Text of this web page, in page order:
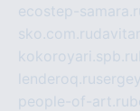
ecostep-
sko.com.ru
kokoroyari.spb.ru
lenderoq.ru
people-of-art.ru